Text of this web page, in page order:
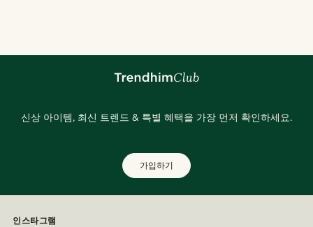
신상 아이템, 최신 트렌드 & 특별 혜택을 가장 먼저 확인하세요.
가입하기
인스타그램